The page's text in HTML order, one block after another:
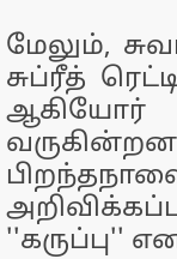
மேலும்,
சுப்ரீத்
ஆகியோர்
''கருப்பு''